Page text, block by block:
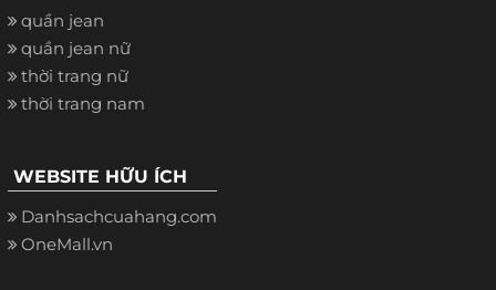
quần jean
quần jean nữ
thời trang nữ
thời trang nam
WEBSITE HỮU ÍCH
Danhsachcuahang.com
OneMall.vn